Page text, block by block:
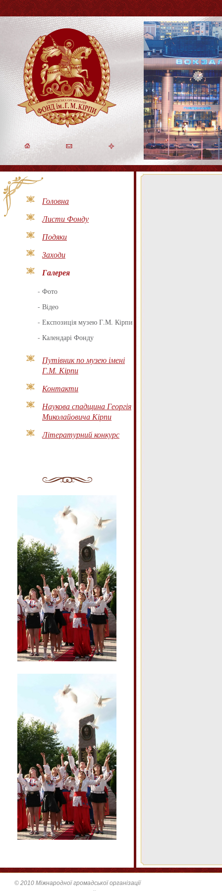
Головна
Листи Фонду
Подяки
Заходи
Галерея
- Фото
- Відео
- Експозиція музею Г.М. Кірпи
- Календарі Фонду
Путівник по музею імені
Г.М. Кірпи
Контакти
Наукова спадщина Георгія
Миколайовича Кірпи
Літературний конкурс
© 2010 Міжнародної громадської організації